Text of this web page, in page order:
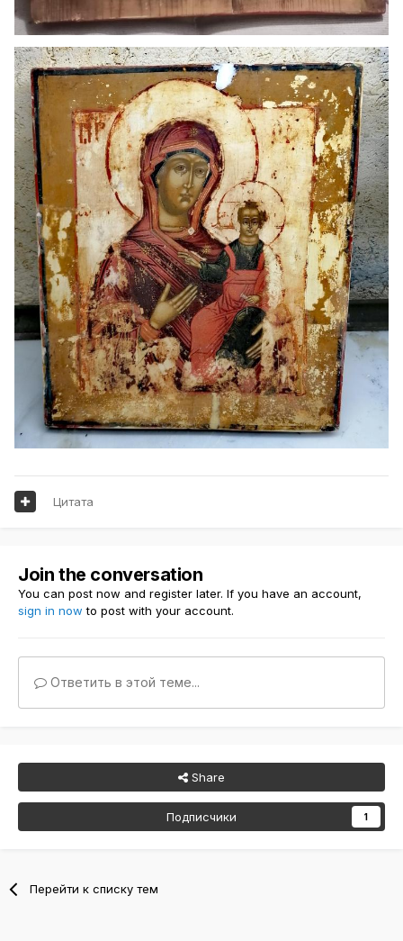
Цитата
Join the conversation
You can post now and register later. If you have an account,
sign in now to post with your account.
Ответить в этой теме...
Share
Подписчики 1
Перейти к списку тем